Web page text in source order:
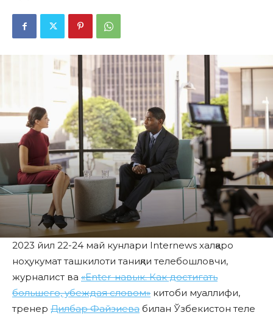
2023 йил 22-24 май кунлари Internews халқаро
ноҳукумат ташкилоти таниқли телебошловчи,
журналист ва «Enter-навык. Как достигать
большего, убеждая словом» китоби муаллифи,
тренер Дилбар Файзиева билан Ўзбекистон теле